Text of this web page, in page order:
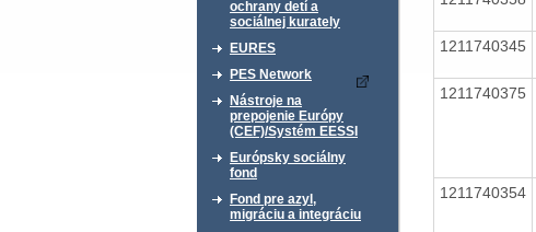
ochrany detí a
sociálnej kurately
EURES
PES Network
Nástroje na
prepojenie Európy
(CEF)/Systém EESSI
Európsky sociálny
fond
Fond pre azyl,
migráciu a integráciu
1211740345
1211740375
1211740354